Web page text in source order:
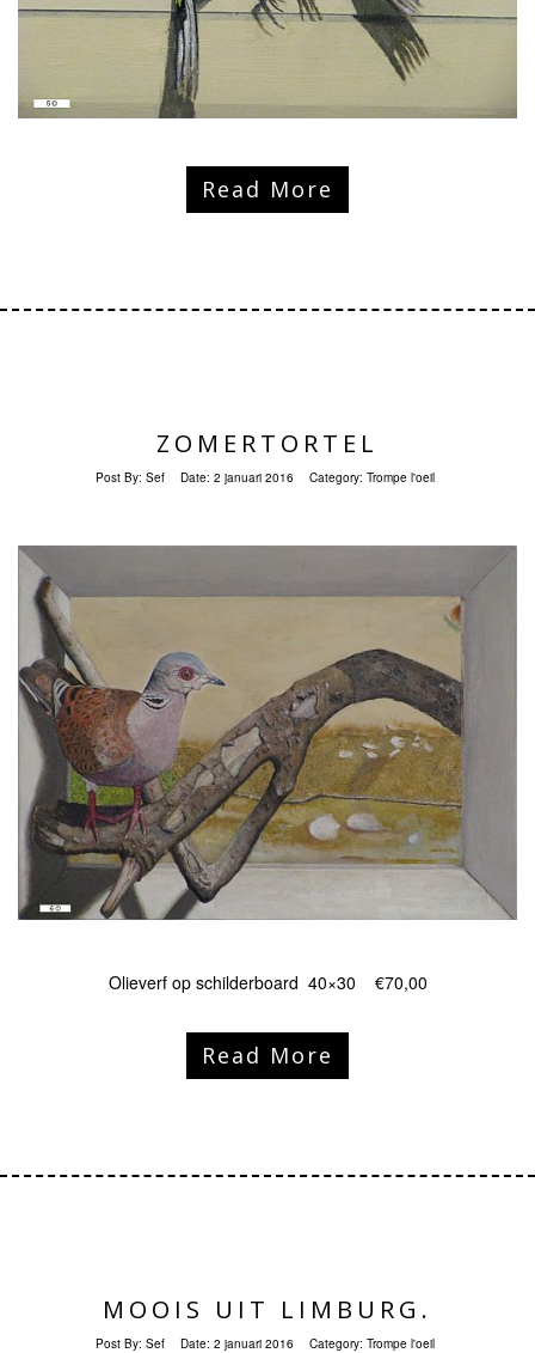
Read More
ZOMERTORTEL
Post By: Sef Date: 2 januari 2016 Category: Trompe l'oeil
Olieverf op schilderboard 40×30 €70,00
Read More
MOOIS UIT LIMBURG.
Post By: Sef Date: 2 januari 2016 Category: Trompe l'oeil